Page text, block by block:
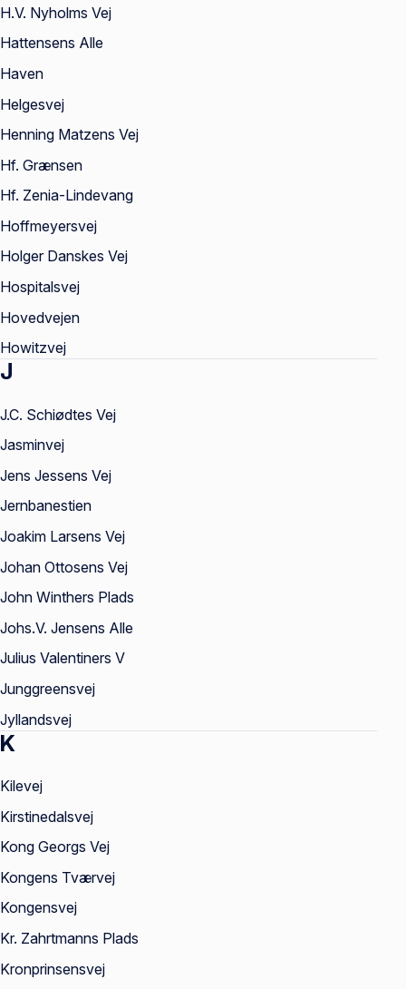
H.V. Nyholms Vej
Hattensens Alle
Haven
Helgesvej
Henning Matzens Vej
Hf. Grænsen
Hf. Zenia-Lindevang
Hoffmeyersvej
Holger Danskes Vej
Hospitalsvej
Hovedvejen
Howitzvej
J
J.C. Schiødtes Vej
Jasminvej
Jens Jessens Vej
Jernbanestien
Joakim Larsens Vej
Johan Ottosens Vej
John Winthers Plads
Johs.V. Jensens Alle
Julius Valentiners V
Junggreensvej
Jyllandsvej
K
Kilevej
Kirstinedalsvej
Kong Georgs Vej
Kongens Tværvej
Kongensvej
Kr. Zahrtmanns Plads
Kronprinsensvej